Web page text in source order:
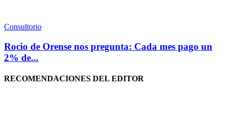
Consultorio
Rocio de Orense nos pregunta: Cada mes pago un
2% de...
RECOMENDACIONES DEL EDITOR